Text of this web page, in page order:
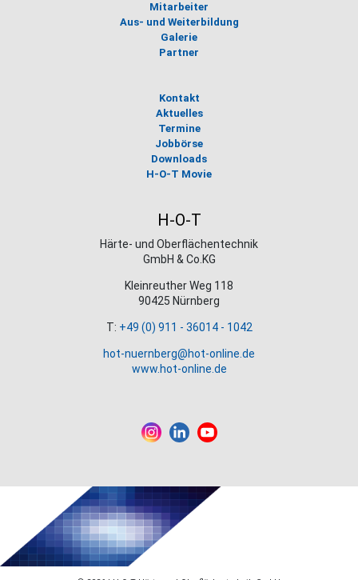
Mitarbeiter
Aus- und Weiterbildung
Galerie
Partner
Kontakt
Aktuelles
Termine
Jobbörse
Downloads
H-O-T Movie
H-O-T
Härte- und Oberflächentechnik
GmbH & Co.KG
Kleinreuther Weg 118
90425 Nürnberg
T: +49 (0) 911 - 36014 - 1042
hot-nuernberg@hot-online.de
www.hot-online.de